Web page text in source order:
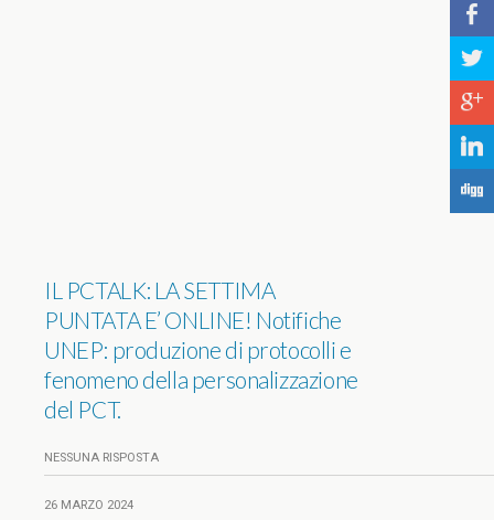
IL PCTALK: LA SETTIMA
PUNTATA E’ ONLINE! Notifiche
UNEP: produzione di protocolli e
fenomeno della personalizzazione
del PCT.
NESSUNA RISPOSTA
26 MARZO 2024
b
a
c
j
F